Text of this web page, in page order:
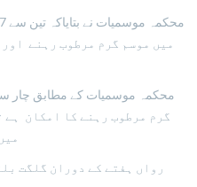
میں موسم گرم مرطوب رہنے اور
گرم مرطوب رہنے کا امکان ہے
رواں ہفتے کے دوران گلگت